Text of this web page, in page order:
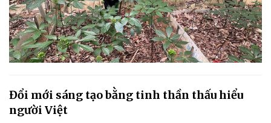
Đổi mới sáng tạo bằng tinh thần thấu hiểu
người Việt